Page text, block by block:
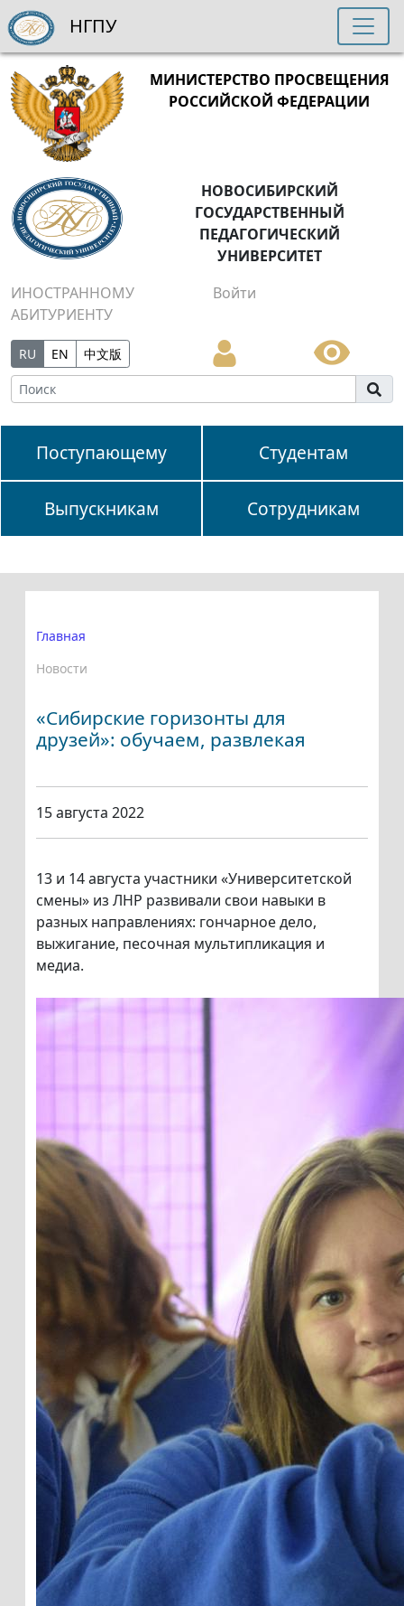
МИНИСТЕРСТВО ПРОСВЕЩЕНИЯ
РОССИЙСКОЙ ФЕДЕРАЦИИ
НОВОСИБИРСКИЙ
ГОСУДАРСТВЕННЫЙ
ПЕДАГОГИЧЕСКИЙ
УНИВЕРСИТЕТ
ИНОСТРАННОМУ
АБИТУРИЕНТУ
Войти
RU EN 中文版
Поступающему Студентам
Выпускникам Сотрудникам
НГПУ
Главная
Новости
«Сибирские горизонты для
друзей»: обучаем, развлекая
15 августа 2022
13 и 14 августа участники «Университетской
смены» из ЛНР развивали свои навыки в
разных направлениях: гончарное дело,
выжигание, песочная мультипликация и
медиа.